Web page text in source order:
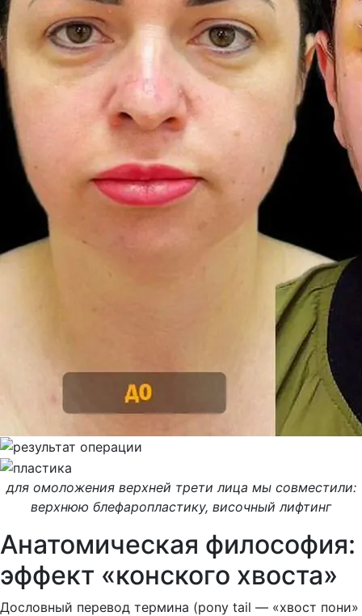
для омоложения верхней трети лица мы совместили:
верхнюю блефаропластику, височный лифтинг
Анатомическая философия:
эффект «конского хвоста»
Дословный перевод термина (pony tail — «хвост пони»